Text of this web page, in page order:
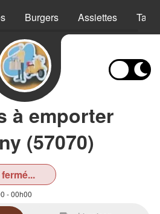
Burgers Assiettes
à emporter
(57070)
- 00h00